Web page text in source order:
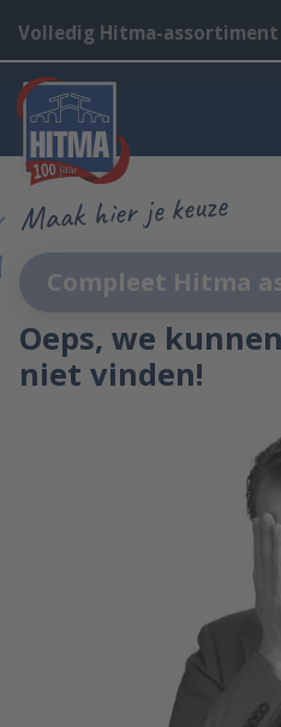
Volledig Hitma-assortiment
Compleet Hitma
Maak hier je keuze
Oeps, we
niet vinden!